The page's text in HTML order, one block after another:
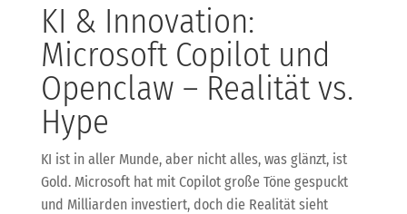
KI & Innovation:
Microsoft Copilot und
Openclaw – Realität vs.
Hype
KI ist in aller Munde, aber nicht alles, was glänzt, ist
Gold. Microsoft hat mit Copilot große Töne gespuckt
und Milliarden investiert, doch die Realität sieht